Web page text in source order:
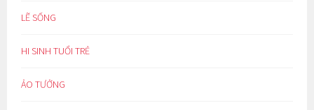
LẼ SỐNG
HI SINH TUỔI TRẺ
ẢO TƯỞNG